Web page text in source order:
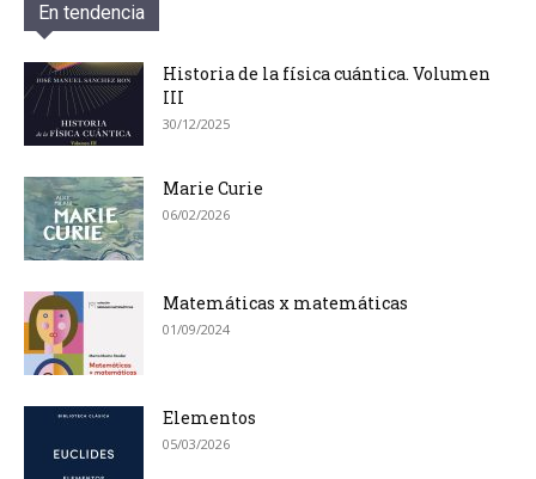
En tendencia
Historia de la física cuántica. Volumen
III
30/12/2025
Marie Curie
06/02/2026
Matemáticas x matemáticas
01/09/2024
Elementos
05/03/2026